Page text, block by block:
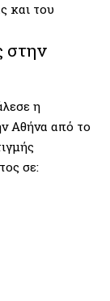
και του
στην
η
Αθήνα από το
σε: